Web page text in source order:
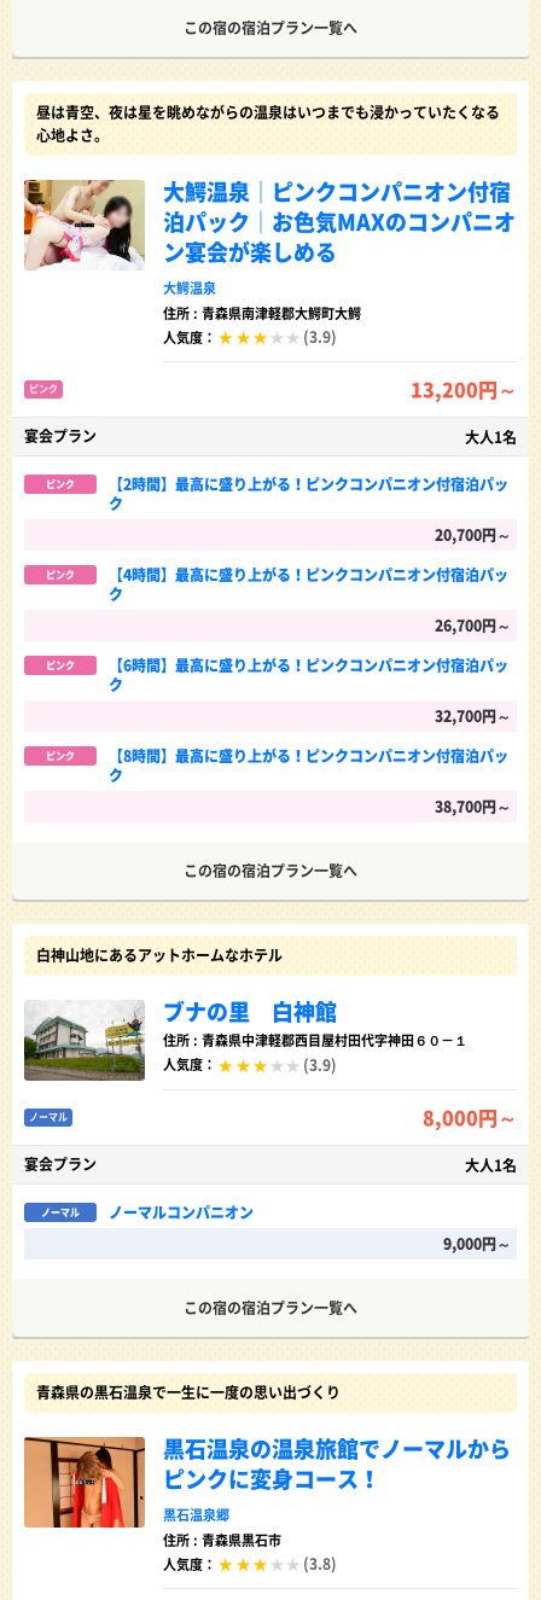
この宿の宿泊プラン一覧へ
昼は青空、夜は星を眺めながらの温泉はいつまでも浸かっていたくなる
心地よさ。
大鰐温泉│ピンクコンパニオン付宿
泊パック│お色気MAXのコンパニオ
ン宴会が楽しめる
大鰐温泉
住所 : 青森県南津軽郡大鰐町大鰐
人気度：
(3.9)
ピンク 13,200円～
宴会プラン 大人1名
ピンク
【2時間】最高に盛り上がる！ピンクコンパニオン付宿泊パッ
ク
20,700円～
ピンク
【4時間】最高に盛り上がる！ピンクコンパニオン付宿泊パッ
ク
26,700円～
ピンク
【6時間】最高に盛り上がる！ピンクコンパニオン付宿泊パッ
ク
32,700円～
ピンク
【8時間】最高に盛り上がる！ピンクコンパニオン付宿泊パッ
ク
38,700円～
この宿の宿泊プラン一覧へ
白神山地にあるアットホームなホテル
ブナの里 白神館
住所 : 青森県中津軽郡西目屋村田代字神田６０－１
人気度：
(3.9)
ノーマル 8,000円～
宴会プラン 大人1名
ノーマル
ノーマルコンパニオン
9,000円～
この宿の宿泊プラン一覧へ
青森県の黒石温泉で一生に一度の思い出づくり
黒石温泉の温泉旅館でノーマルから
ピンクに変身コース！
黒石温泉郷
住所 : 青森県黒石市
人気度：
(3.8)